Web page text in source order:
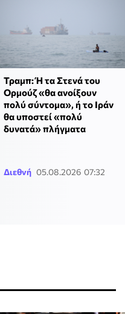
Τραμπ: Ή τα Στενά του
Ορμούζ «θα ανοίξουν
πολύ σύντομα», ή το Ιράν
θα υποστεί «πολύ
δυνατά» πλήγματα
Διεθνή 05.08.2026 07:32